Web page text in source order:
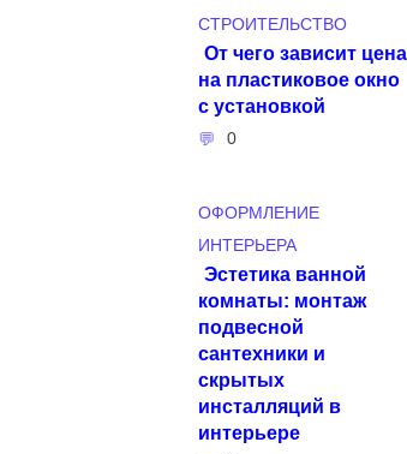
СТРОИТЕЛЬСТВО
От чего зависит цена
на пластиковое окно
с установкой
0
ОФОРМЛЕНИЕ
ИНТЕРЬЕРА
Эстетика ванной
комнаты: монтаж
подвесной
сантехники и
скрытых
инсталляций в
интерьере